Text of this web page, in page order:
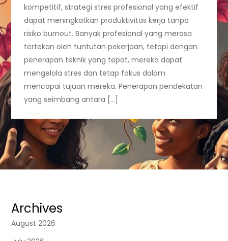
kompetitif, strategi stres profesional yang efektif
dapat meningkatkan produktivitas kerja tanpa
risiko burnout. Banyak profesional yang merasa
tertekan oleh tuntutan pekerjaan, tetapi dengan
penerapan teknik yang tepat, mereka dapat
mengelola stres dan tetap fokus dalam
mencapai tujuan mereka. Penerapan pendekatan
yang seimbang antara […]
Archives
August 2026